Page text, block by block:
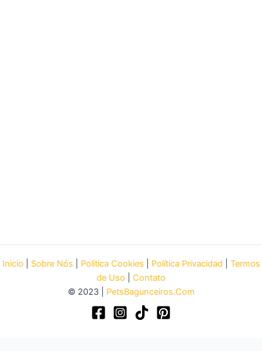
Inicio Sobre Nós Política Cookies Política Privacidad
Termos
de Uso
Contato
© 2023 | PetsBagunceiros.Com